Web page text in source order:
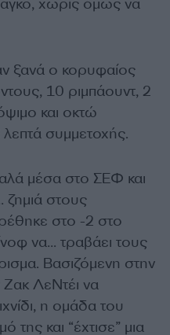
χωρίς όμως να
ξανά ο κορυφαίος
10 ριμπάουντ, 2
και οκτώ
συμμετοχής.
μέσα στο ΣΕΦ και
ζημιά στους
στο -2 στο
να… τραβάει τους
Βασιζόμενη στην
Ζακ ΛεΝτέι να
η ομάδα του
και “έχτισε” μια